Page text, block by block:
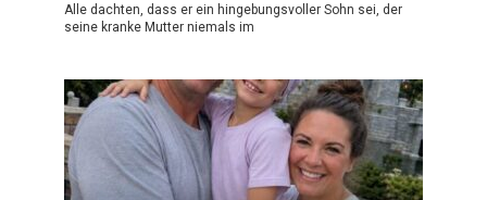
Alle dachten, dass er ein hingebungsvoller Sohn sei, der
seine kranke Mutter niemals im